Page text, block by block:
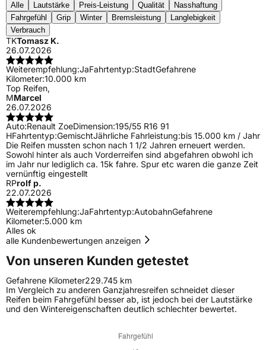
Alle Lautstärke Preis-Leistung Qualität
Nasshaftung
Fahrgefühl
Grip Winter Bremsleistung
Langlebigkeit
Verbrauch
TKTomasz K.
26.07.2026
Weiterempfehlung:JaFahrtentyp:StadtGefahrene
Kilometer:10.000 km
Top Reifen,
MMarcel
26.07.2026
Auto:Renault ZoeDimension:195/55 R16 91
HFahrtentyp:GemischtJährliche Fahrleistung:bis 15.000 km / Jahr
Die Reifen mussten schon nach 1 1/2 Jahren erneuert werden.
Sowohl hinter als auch Vorderreifen sind abgefahren obwohl ich
im Jahr nur lediglich ca. 15k fahre. Spur etc waren die ganze Zeit
vernünftig eingestellt
RProlf p.
22.07.2026
Weiterempfehlung:JaFahrtentyp:AutobahnGefahrene
Kilometer:5.000 km
Alles ok
alle Kundenbewertungen anzeigen
Von unseren Kunden getestet
Gefahrene Kilometer229.745 km
Im Vergleich zu anderen Ganzjahresreifen schneidet dieser
Reifen beim Fahrgefühl besser ab, ist jedoch bei der Lautstärke
und den Wintereigenschaften deutlich schlechter bewertet.